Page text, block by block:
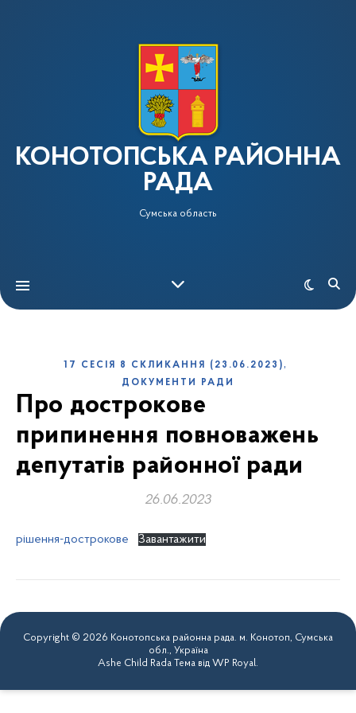
КОНОТОПСЬКА РАЙОННА
РАДА
Сумська область
17 СЕСІЯ 8 СКЛИКАННЯ (23.06.2023),
ДОКУМЕНТИ РАДИ
Про дострокове
припинення повноважень
депутатів районної ради
26.06.2023
рішення-дострокове Завантажити
Copyright © 2026 Конотопська районна рада. м. Конотоп, Сумська
обл., Україна
Ashe Child Rada Тема від WP Royal.